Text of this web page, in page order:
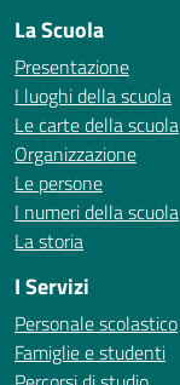
La Scuola
Presentazione
I luoghi della scuola
Le carte della scuola
Organizzazione
Le persone
I numeri della scuola
La storia
I Servizi
Personale scolastico
Famiglie e studenti